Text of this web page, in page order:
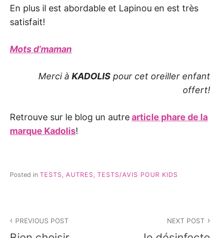
En plus il est abordable et Lapinou en est très
satisfait!
Mots d’maman
Merci à KADOLIS pour cet oreiller enfant
offert!
Retrouve sur le blog un autrearticle phare de la
marque Kadolis!
Posted in TESTS, AUTRES, TESTS/AVIS POUR KIDS
de
PREVIOUS POST NEXT POST